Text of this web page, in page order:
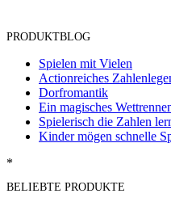
PRODUKTBLOG
Spielen mit Vielen
Actionreiches
Dorfromantik
Ein magisches
Spielerisch die Zahlen
Kinder mögen schnelle
*
BELIEBTE PRODUKTE